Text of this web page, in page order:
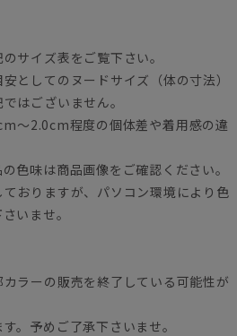
サイズ表をご覧下さい。
としてのヌードサイズ（体の寸法）
はございません。
～2.0cm程度の個体差や着用感の違
色味は商品画像をご確認ください。
おりますが、パソコン環境により色
いませ。
ラーの販売を終了している可能性が
。予めご了承下さいませ。